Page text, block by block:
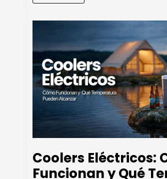
portátil
cómo
Coolers Eléctricos:
Funcionan y Qué